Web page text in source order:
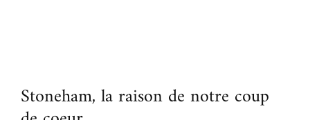
Stoneham, la raison de notre coup